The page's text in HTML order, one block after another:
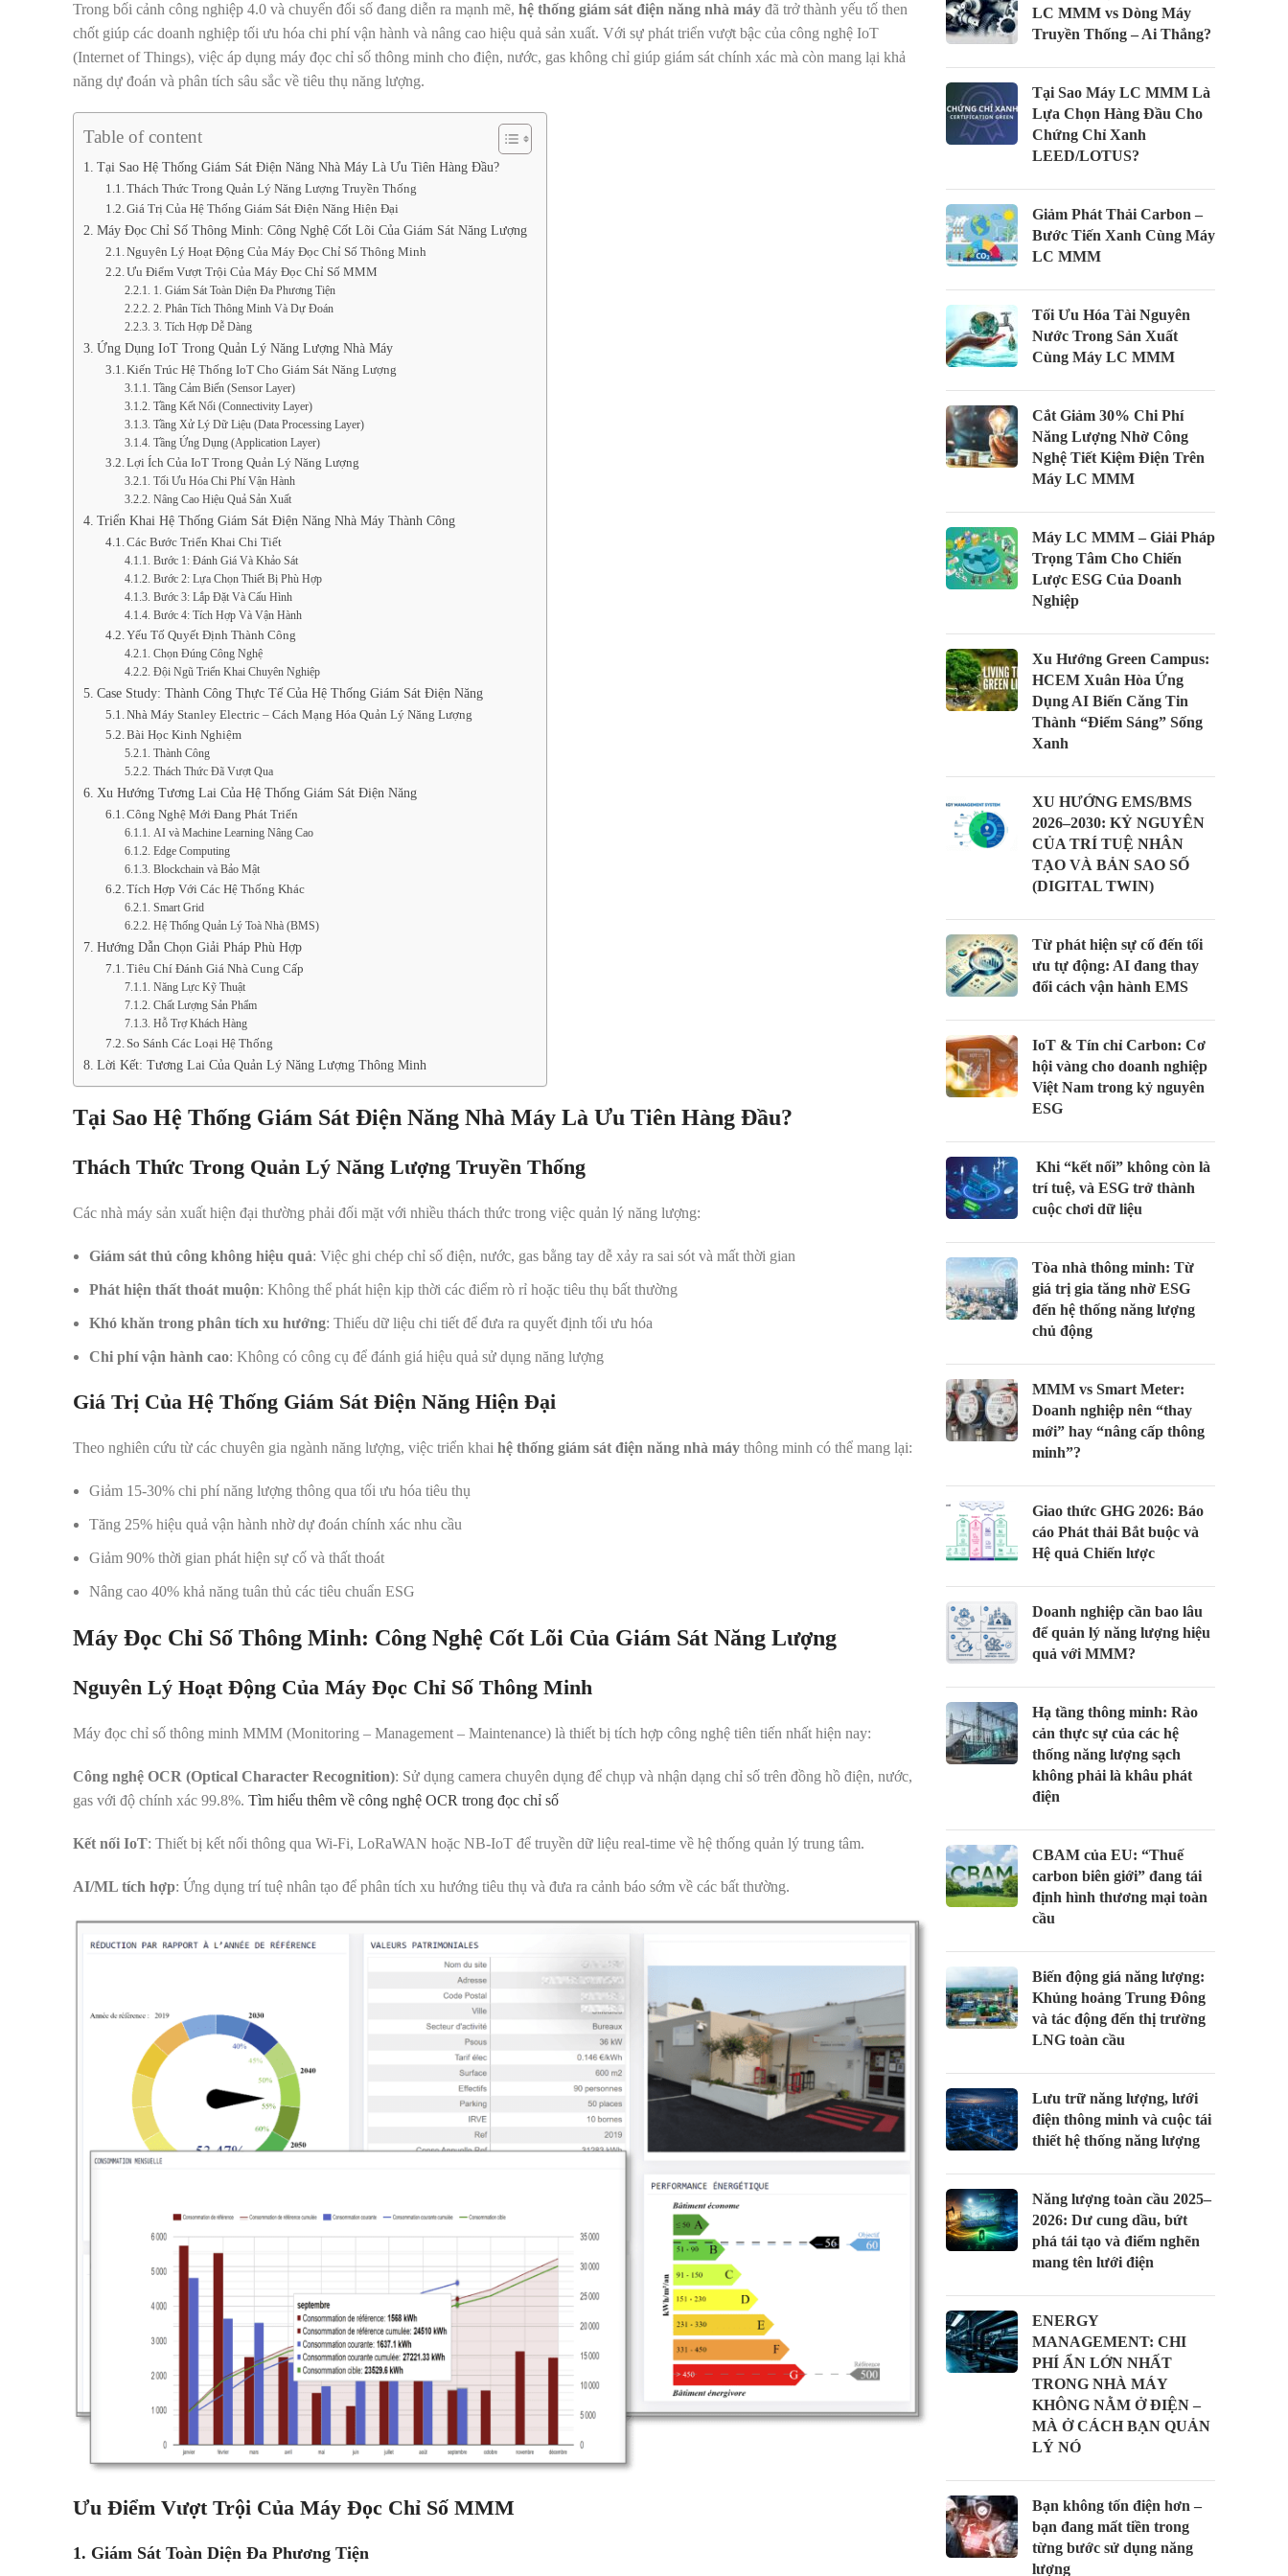
Trong bối cảnh công nghiệp 4.0 và chuyển đổi số đang diễn ra mạnh mẽ, hệ thống giám sát điện năng nhà máy đã trở thành yếu tố then
chốt giúp các doanh nghiệp tối ưu hóa chi phí vận hành và nâng cao hiệu quả sản xuất. Với sự phát triển vượt bậc của công nghệ IoT
(Internet of Things), việc áp dụng máy đọc chỉ số thông minh cho điện, nước, gas không chỉ giúp giám sát chính xác mà còn mang lại khả
năng dự đoán và phân tích sâu sắc về tiêu thụ năng lượng.
Table of content
Tại Sao Hệ Thống Giám Sát Điện Năng Nhà Máy Là Ưu Tiên Hàng Đầu?
Thách Thức Trong Quản Lý Năng Lượng Truyền Thống
Giá Trị Của Hệ Thống Giám Sát Điện Năng Hiện Đại
Máy Đọc Chỉ Số Thông Minh: Công Nghệ Cốt Lõi Của Giám Sát Năng Lượng
Nguyên Lý Hoạt Động Của Máy Đọc Chỉ Số Thông Minh
Ưu Điểm Vượt Trội Của Máy Đọc Chỉ Số MMM
1. Giám Sát Toàn Diện Đa Phương Tiện
2. Phân Tích Thông Minh Và Dự Đoán
3. Tích Hợp Dễ Dàng
Ứng Dụng IoT Trong Quản Lý Năng Lượng Nhà Máy
Kiến Trúc Hệ Thống IoT Cho Giám Sát Năng Lượng
Tầng Cảm Biến (Sensor Layer)
Tầng Kết Nối (Connectivity Layer)
Tầng Xử Lý Dữ Liệu (Data Processing Layer)
Tầng Ứng Dụng (Application Layer)
Lợi Ích Của IoT Trong Quản Lý Năng Lượng
Tối Ưu Hóa Chi Phí Vận Hành
Nâng Cao Hiệu Quả Sản Xuất
Triển Khai Hệ Thống Giám Sát Điện Năng Nhà Máy Thành Công
Các Bước Triển Khai Chi Tiết
Bước 1: Đánh Giá Và Khảo Sát
Bước 2: Lựa Chọn Thiết Bị Phù Hợp
Bước 3: Lắp Đặt Và Cấu Hình
Bước 4: Tích Hợp Và Vận Hành
Yếu Tố Quyết Định Thành Công
Chọn Đúng Công Nghệ
Đội Ngũ Triển Khai Chuyên Nghiệp
Case Study: Thành Công Thực Tế Của Hệ Thống Giám Sát Điện Năng
Nhà Máy Stanley Electric – Cách Mạng Hóa Quản Lý Năng Lượng
Bài Học Kinh Nghiệm
Thành Công
Thách Thức Đã Vượt Qua
Xu Hướng Tương Lai Của Hệ Thống Giám Sát Điện Năng
Công Nghệ Mới Đang Phát Triển
AI và Machine Learning Nâng Cao
Edge Computing
Blockchain và Bảo Mật
Tích Hợp Với Các Hệ Thống Khác
Smart Grid
Hệ Thống Quản Lý Toà Nhà (BMS)
Hướng Dẫn Chọn Giải Pháp Phù Hợp
Tiêu Chí Đánh Giá Nhà Cung Cấp
Năng Lực Kỹ Thuật
Chất Lượng Sản Phẩm
Hỗ Trợ Khách Hàng
So Sánh Các Loại Hệ Thống
Lời Kết: Tương Lai Của Quản Lý Năng Lượng Thông Minh
Tại Sao Hệ Thống Giám Sát Điện Năng Nhà Máy Là Ưu Tiên Hàng Đầu?
Thách Thức Trong Quản Lý Năng Lượng Truyền Thống
Các nhà máy sản xuất hiện đại thường phải đối mặt với nhiều thách thức trong việc quản lý năng lượng:
Giám sát thủ công không hiệu quả: Việc ghi chép chỉ số điện, nước, gas bằng tay dễ xảy ra sai sót và mất thời gian
Phát hiện thất thoát muộn: Không thể phát hiện kịp thời các điểm rò rỉ hoặc tiêu thụ bất thường
Khó khăn trong phân tích xu hướng: Thiếu dữ liệu chi tiết để đưa ra quyết định tối ưu hóa
Chi phí vận hành cao: Không có công cụ để đánh giá hiệu quả sử dụng năng lượng
Giá Trị Của Hệ Thống Giám Sát Điện Năng Hiện Đại
Theo nghiên cứu từ các chuyên gia ngành năng lượng, việc triển khai hệ thống giám sát điện năng nhà máy thông minh có thể mang lại:
Giảm 15-30% chi phí năng lượng thông qua tối ưu hóa tiêu thụ
Tăng 25% hiệu quả vận hành nhờ dự đoán chính xác nhu cầu
Giảm 90% thời gian phát hiện sự cố và thất thoát
Nâng cao 40% khả năng tuân thủ các tiêu chuẩn ESG
Máy Đọc Chỉ Số Thông Minh: Công Nghệ Cốt Lõi Của Giám Sát Năng Lượng
Nguyên Lý Hoạt Động Của Máy Đọc Chỉ Số Thông Minh
Máy đọc chỉ số thông minh MMM (Monitoring – Management – Maintenance) là thiết bị tích hợp công nghệ tiên tiến nhất hiện nay:
Công nghệ OCR (Optical Character Recognition): Sử dụng camera chuyên dụng để chụp và nhận dạng chỉ số trên đồng hồ điện, nước,
gas với độ chính xác 99.8%. Tìm hiểu thêm về công nghệ OCR trong đọc chỉ số
Kết nối IoT: Thiết bị kết nối thông qua Wi-Fi, LoRaWAN hoặc NB-IoT để truyền dữ liệu real-time về hệ thống quản lý trung tâm.
AI/ML tích hợp: Ứng dụng trí tuệ nhân tạo để phân tích xu hướng tiêu thụ và đưa ra cảnh báo sớm về các bất thường.
Ưu Điểm Vượt Trội Của Máy Đọc Chỉ Số MMM
1. Giám Sát Toàn Diện Đa Phương Tiện
LC MMM vs Dòng Máy
Truyền Thống – Ai Thắng?
Tại Sao Máy LC MMM Là
Lựa Chọn Hàng Đầu Cho
Chứng Chỉ Xanh
LEED/LOTUS?
Giảm Phát Thải Carbon –
Bước Tiến Xanh Cùng Máy
LC MMM
Tối Ưu Hóa Tài Nguyên
Nước Trong Sản Xuất
Cùng Máy LC MMM
Cắt Giảm 30% Chi Phí
Năng Lượng Nhờ Công
Nghệ Tiết Kiệm Điện Trên
Máy LC MMM
Máy LC MMM – Giải Pháp
Trọng Tâm Cho Chiến
Lược ESG Của Doanh
Nghiệp
Xu Hướng Green Campus:
HCEM Xuân Hòa Ứng
Dụng AI Biến Căng Tin
Thành “Điểm Sáng” Sống
Xanh
XU HƯỚNG EMS/BMS
2026–2030: KỶ NGUYÊN
CỦA TRÍ TUỆ NHÂN
TẠO VÀ BẢN SAO SỐ
(DIGITAL TWIN)
Từ phát hiện sự cố đến tối
ưu tự động: AI đang thay
đổi cách vận hành EMS
IoT & Tín chỉ Carbon: Cơ
hội vàng cho doanh nghiệp
Việt Nam trong kỷ nguyên
ESG
Khi “kết nối” không còn là
trí tuệ, và ESG trở thành
cuộc chơi dữ liệu
Tòa nhà thông minh: Từ
giá trị gia tăng nhờ ESG
đến hệ thống năng lượng
chủ động
MMM vs Smart Meter:
Doanh nghiệp nên “thay
mới” hay “nâng cấp thông
minh”?
Giao thức GHG 2026: Báo
cáo Phát thải Bắt buộc và
Hệ quả Chiến lược
Doanh nghiệp cần bao lâu
để quản lý năng lượng hiệu
quả với MMM?
Hạ tầng thông minh: Rào
cản thực sự của các hệ
thống năng lượng sạch
không phải là khâu phát
điện
CBAM của EU: “Thuế
carbon biên giới” đang tái
định hình thương mại toàn
cầu
Biến động giá năng lượng:
Khủng hoảng Trung Đông
và tác động đến thị trường
LNG toàn cầu
Lưu trữ năng lượng, lưới
điện thông minh và cuộc tái
thiết hệ thống năng lượng
Năng lượng toàn cầu 2025–
2026: Dư cung dầu, bứt
phá tái tạo và điểm nghẽn
mang tên lưới điện
ENERGY
MANAGEMENT: CHI
PHÍ ẨN LỚN NHẤT
TRONG NHÀ MÁY
KHÔNG NẰM Ở ĐIỆN –
MÀ Ở CÁCH BẠN QUẢN
LÝ NÓ
Bạn không tốn điện hơn –
bạn đang mất tiền trong
từng bước sử dụng năng
lượng